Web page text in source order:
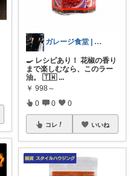
ガレージ食堂 | 開業準備中
🍳 レシピあり！ 花椒の香り
まで楽しむなら、このラー
油。 🇹🇼 ...
￥ 998～
0 0 0
コレ いいね